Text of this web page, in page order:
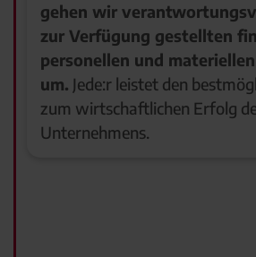
gehen wir
zur Verfügung gestellten
personellen und
um. Jede:r leistet den
zum wirtschaftlichen Erfolg
Unternehmens.